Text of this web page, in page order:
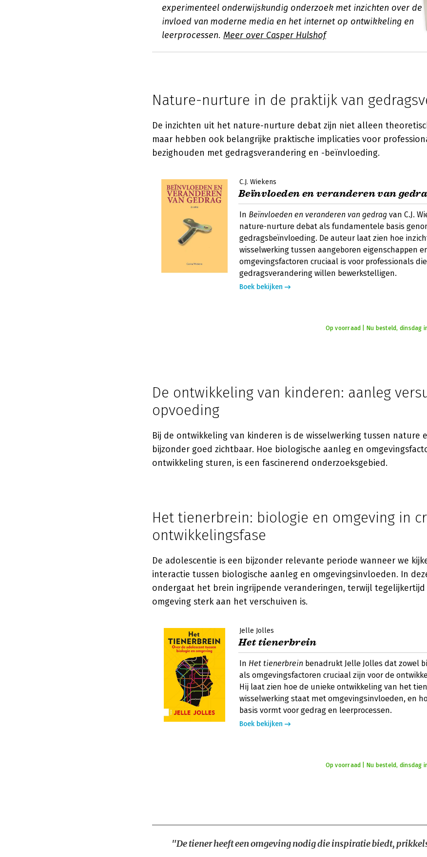
experimenteel onderwijskundig onderzoek met inzichten over de
invloed van moderne media en het internet op ontwikkeling en
leerprocessen. Meer over Casper Hulshof
Nature-nurture in de praktijk van
De inzichten uit het nature-nurture debat zijn niet alleen
maar hebben ook belangrijke praktische implicaties voor
bezighouden met gedragsverandering en -beïnvloeding.
C.J. Wiekens
Beïnvloeden en veranderen van
In Beïnvloeden en veranderen van gedrag van C.J.
nature-nurture debat als fundamentele basis
gedragsbeïnvloeding. De auteur laat zien hoe
wisselwerking tussen aangeboren eigenschappen
omgevingsfactoren cruciaal is voor professionals die
gedragsverandering willen bewerkstelligen.
Boek bekijken
Op voorraad | Nu besteld, dinsdag
De ontwikkeling van kinderen: aanleg
opvoeding
Bij de ontwikkeling van kinderen is de wisselwerking tussen nature
bijzonder goed zichtbaar. Hoe biologische aanleg en
ontwikkeling sturen, is een fascinerend onderzoeksgebied.
Het tienerbrein: biologie en omgeving in
ontwikkelingsfase
De adolescentie is een bijzonder relevante periode wanneer we
interactie tussen biologische aanleg en omgevingsinvloeden. In
ondergaat het brein ingrijpende veranderingen, terwijl tegelijkertijd
omgeving sterk aan het verschuiven is.
Jelle Jolles
Het tienerbrein
In Het tienerbrein benadrukt Jelle Jolles dat zowel
als omgevingsfactoren cruciaal zijn voor de
Hij laat zien hoe de unieke ontwikkeling van het
wisselwerking staat met omgevingsinvloeden, en
basis vormt voor gedrag en leerprocessen.
Boek bekijken
Op voorraad | Nu besteld, dinsdag
"De tiener heeft een omgeving nodig die inspiratie biedt,